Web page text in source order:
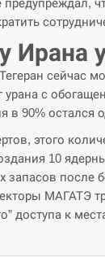
рекордний
захворіли
об…
через спеку
Ирана
сейчас
урана с
в 90% остался
этого
10
запасов после
МАГАТЭ
доступа к